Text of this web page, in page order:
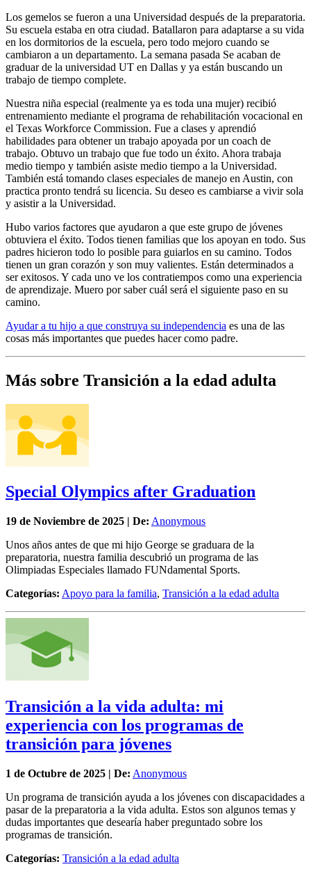
Los gemelos se fueron a una Universidad después de la preparatoria.
Su escuela estaba en otra ciudad. Batallaron para adaptarse a su vida
en los dormitorios de la escuela, pero todo mejoro cuando se
cambiaron a un departamento. La semana pasada Se acaban de
graduar de la universidad UT en Dallas y ya están buscando un
trabajo de tiempo complete.
Nuestra niña especial (realmente ya es toda una mujer) recibió
entrenamiento mediante el programa de rehabilitación vocacional en
el Texas Workforce Commission. Fue a clases y aprendió
habilidades para obtener un trabajo apoyada por un coach de
trabajo. Obtuvo un trabajo que fue todo un éxito. Ahora trabaja
medio tiempo y también asiste medio tiempo a la Universidad.
También está tomando clases especiales de manejo en Austin, con
practica pronto tendrá su licencia. Su deseo es cambiarse a vivir sola
y asistir a la Universidad.
Hubo varios factores que ayudaron a que este grupo de jóvenes
obtuviera el éxito. Todos tienen familias que los apoyan en todo. Sus
padres hicieron todo lo posible para guiarlos en su camino. Todos
tienen un gran corazón y son muy valientes. Están determinados a
ser exitosos. Y cada uno ve los contratiempos como una experiencia
de aprendizaje. Muero por saber cuál será el siguiente paso en su
camino.
Ayudar a tu hijo a que construya su independencia es una de las
cosas más importantes que puedes hacer como padre.
Más sobre Transición a la edad adulta
Special Olympics after Graduation
19 de Noviembre de 2025 | De: Anonymous
Unos años antes de que mi hijo George se graduara de la
preparatoria, nuestra familia descubrió un programa de las
Olimpiadas Especiales llamado FUNdamental Sports.
Categorías: Apoyo para la familia, Transición a la edad adulta
Transición a la vida adulta: mi
experiencia con los programas de
transición para jóvenes
1 de Octubre de 2025 | De: Anonymous
Un programa de transición ayuda a los jóvenes con discapacidades a
pasar de la preparatoria a la vida adulta. Estos son algunos temas y
dudas importantes que desearía haber preguntado sobre los
programas de transición.
Categorías: Transición a la edad adulta